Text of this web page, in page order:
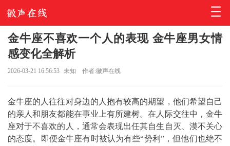
金牛座不喜欢一个人的表现 金牛座男女情
感变化全解析
2026-03-21 16:56:53 未知 作者:徽声在线
金牛座的人往往对身边的人抱有较高的期望，他们希望自己
的亲人和朋友都能在事业上有所建树。在人际交往中，金牛
座对于不喜欢的人，通常会表现出任其自生自灭、漠不关心
的态度。即便金牛座有时被认为有些“势利”，但他们也绝不